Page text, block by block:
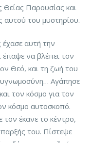
Θείας Παρουσίας και
του μυστηρίου.
αυτή την
έπαψε να βλέπει τον
Θεό, και τη ζωή του
Αγάπησε
τον κόσμο για τον
κόσμο αυτοσκοπό.
έκανε το κέντρο,
του. Πίστεψε